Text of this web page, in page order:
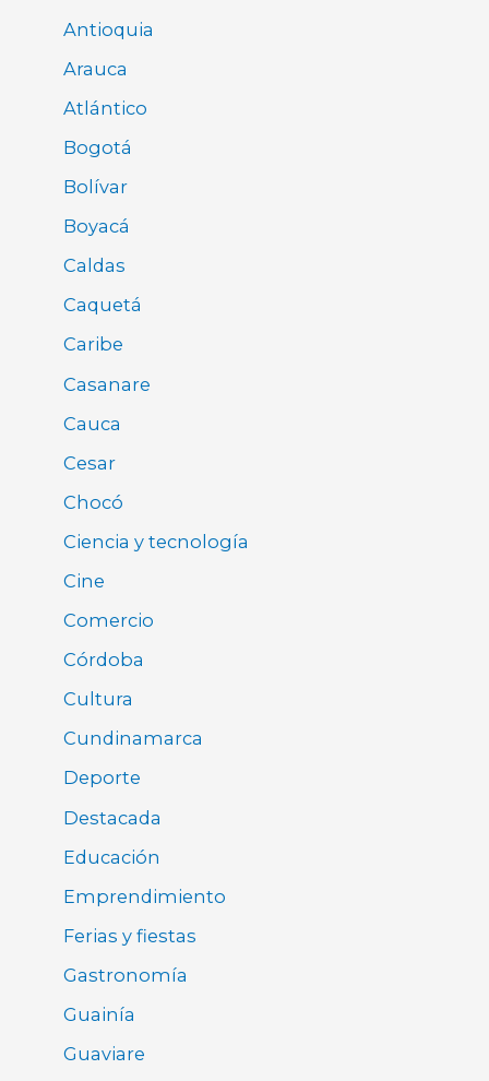
Antioquia
Arauca
Atlántico
Bogotá
Bolívar
Boyacá
Caldas
Caquetá
Caribe
Casanare
Cauca
Cesar
Chocó
Ciencia y tecnología
Cine
Comercio
Córdoba
Cultura
Cundinamarca
Deporte
Destacada
Educación
Emprendimiento
Ferias y fiestas
Gastronomía
Guainía
Guaviare